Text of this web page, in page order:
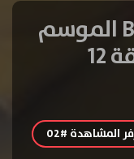
مسلسل 2 Broke Girls الموسم
المشاهدة #02